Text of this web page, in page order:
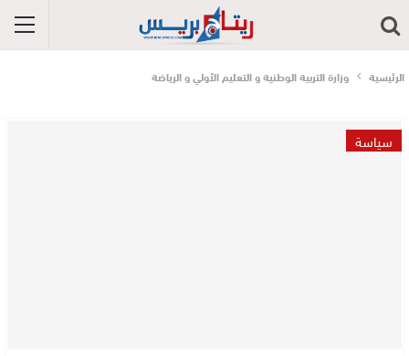
الرئيسية وزارة التربية الوطنية و التعليم الأولي و الرياضة
سياسة